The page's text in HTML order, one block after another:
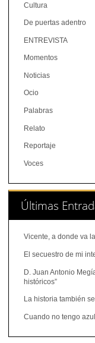
Cultura
De puertas adentro
ENTREVISTA
Momentos
Noticias
Ocio
Palabras
Relato
Reportaje
Voces
Últimas
Vicente, a donde va
El secuestro de mi
D. Juan Antonio
históricos”
La historia también
Cuando no tengo